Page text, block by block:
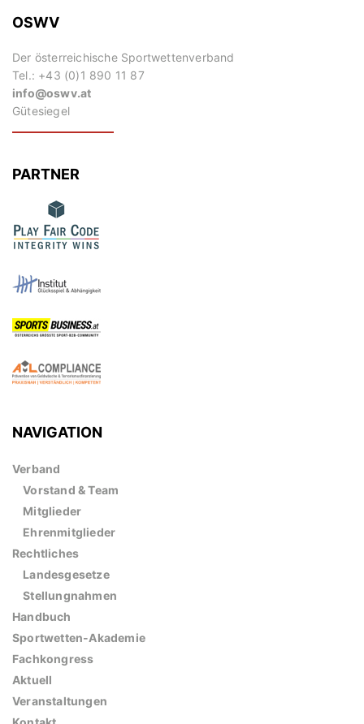
OSWV
Der österreichische Sportwettenverband
Tel.: +43 (0)1 890 11 87
info@oswv.at
Gütesiegel
PARTNER
NAVIGATION
Verband
Vorstand & Team
Mitglieder
Ehrenmitglieder
Rechtliches
Landesgesetze
Stellungnahmen
Handbuch
Sportwetten-Akademie
Fachkongress
Aktuell
Veranstaltungen